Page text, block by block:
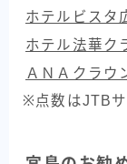
ホテルビスタ
ホテル法華ク
ＡＮＡクラウ
※点数はJTB